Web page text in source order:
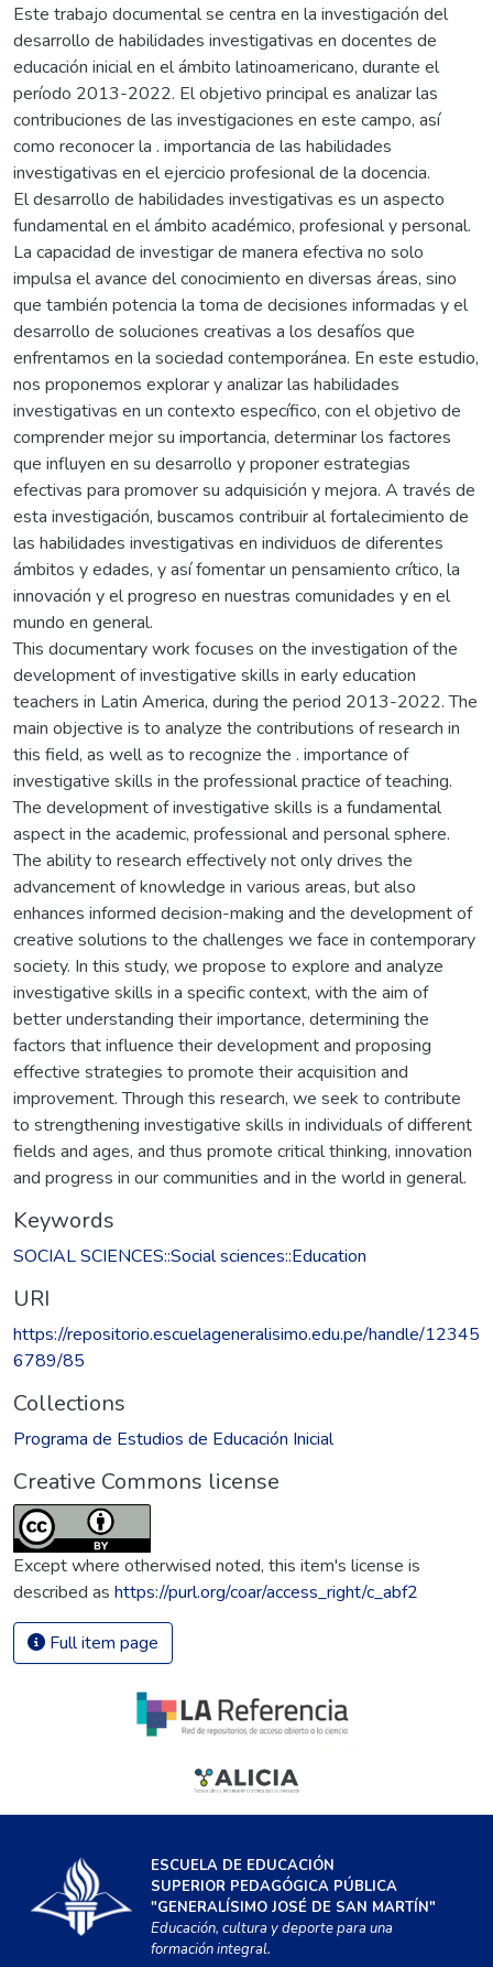
Este trabajo documental se centra en la investigación del
desarrollo de habilidades investigativas en docentes de
educación inicial en el ámbito latinoamericano, durante el
período 2013-2022. El objetivo principal es analizar las
contribuciones de las investigaciones en este campo, así
como reconocer la . importancia de las habilidades
investigativas en el ejercicio profesional de la docencia.
El desarrollo de habilidades investigativas es un aspecto
fundamental en el ámbito académico, profesional y personal.
La capacidad de investigar de manera efectiva no solo
impulsa el avance del conocimiento en diversas áreas, sino
que también potencia la toma de decisiones informadas y el
desarrollo de soluciones creativas a los desafíos que
enfrentamos en la sociedad contemporánea. En este estudio,
nos proponemos explorar y analizar las habilidades
investigativas en un contexto específico, con el objetivo de
comprender mejor su importancia, determinar los factores
que influyen en su desarrollo y proponer estrategias
efectivas para promover su adquisición y mejora. A través de
esta investigación, buscamos contribuir al fortalecimiento de
las habilidades investigativas en individuos de diferentes
ámbitos y edades, y así fomentar un pensamiento crítico, la
innovación y el progreso en nuestras comunidades y en el
mundo en general.
This documentary work focuses on the investigation of the
development of investigative skills in early education
teachers in Latin America, during the period 2013-2022. The
main objective is to analyze the contributions of research in
this field, as well as to recognize the . importance of
investigative skills in the professional practice of teaching.
The development of investigative skills is a fundamental
aspect in the academic, professional and personal sphere.
The ability to research effectively not only drives the
advancement of knowledge in various areas, but also
enhances informed decision-making and the development of
creative solutions to the challenges we face in contemporary
society. In this study, we propose to explore and analyze
investigative skills in a specific context, with the aim of
better understanding their importance, determining the
factors that influence their development and proposing
effective strategies to promote their acquisition and
improvement. Through this research, we seek to contribute
to strengthening investigative skills in individuals of different
fields and ages, and thus promote critical thinking, innovation
and progress in our communities and in the world in general.
Keywords
SOCIAL SCIENCES::Social sciences::Education
URI
https://repositorio.escuelageneralisimo.edu.pe/handle/12345
6789/85
Collections
Programa de Estudios de Educación Inicial
Creative Commons license
Except where otherwised noted, this item's license is
described as https://purl.org/coar/access_right/c_abf2
Full item page
ESCUELA DE EDUCACIÓN
SUPERIOR PEDAGÓGICA PÚBLICA
"GENERALÍSIMO JOSÉ DE SAN MARTÍN"
Educación, cultura y deporte para una
formación integral.